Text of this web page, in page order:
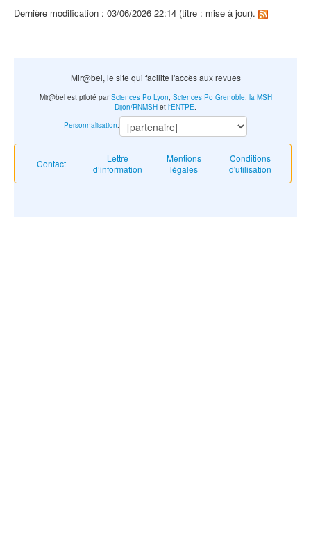
Dernière modification : 03/06/2026 22:14 (titre : mise à jour).
Mir@bel, le site qui facilite l'accès aux revues
Contact
Lettre
d’information
Mentions
légales
Conditions
d'utilisation
Mir@bel est piloté parSciences Po Lyon Sciences Po Grenoble, la MSH
Dijon/RNMSH et l'ENTPE
Personnalisation: